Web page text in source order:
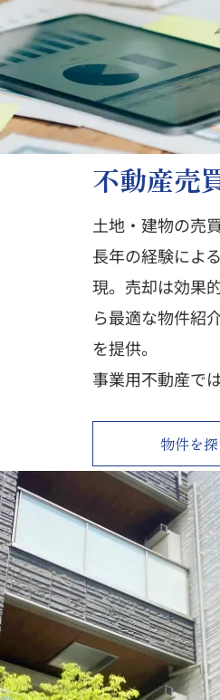
不動産売
土地・建物の売
長年の経験によ
現。売却は効果
ら最適な物件紹
を提供。
事業用不動産で
物件を